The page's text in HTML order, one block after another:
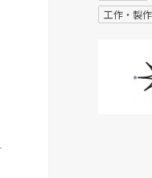
工作・製作